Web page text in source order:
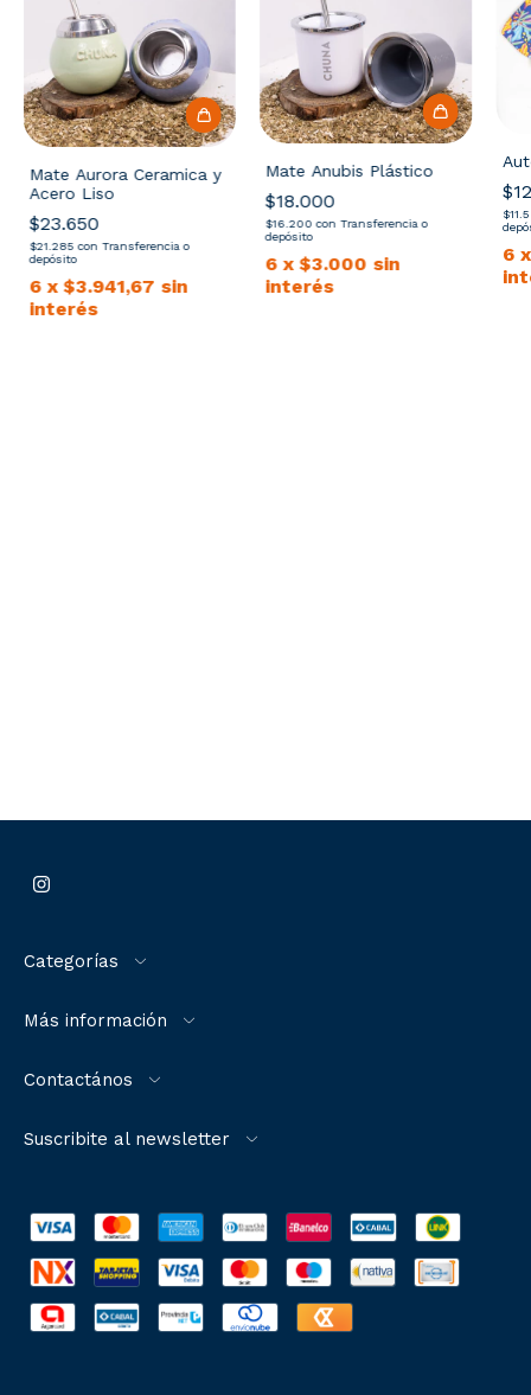
Mate Aurora Ceramica y
Acero Liso
$23.650
$21.285con Transferencia o
depósito
6 x$3.941,67 sin
interés
Mate Anubis Plástico
$18.000
$16.200con Transferencia o
depósito
6 x$3.000 sin
interés
6
Categorías
Más información
Contactános
Suscribite al newsletter